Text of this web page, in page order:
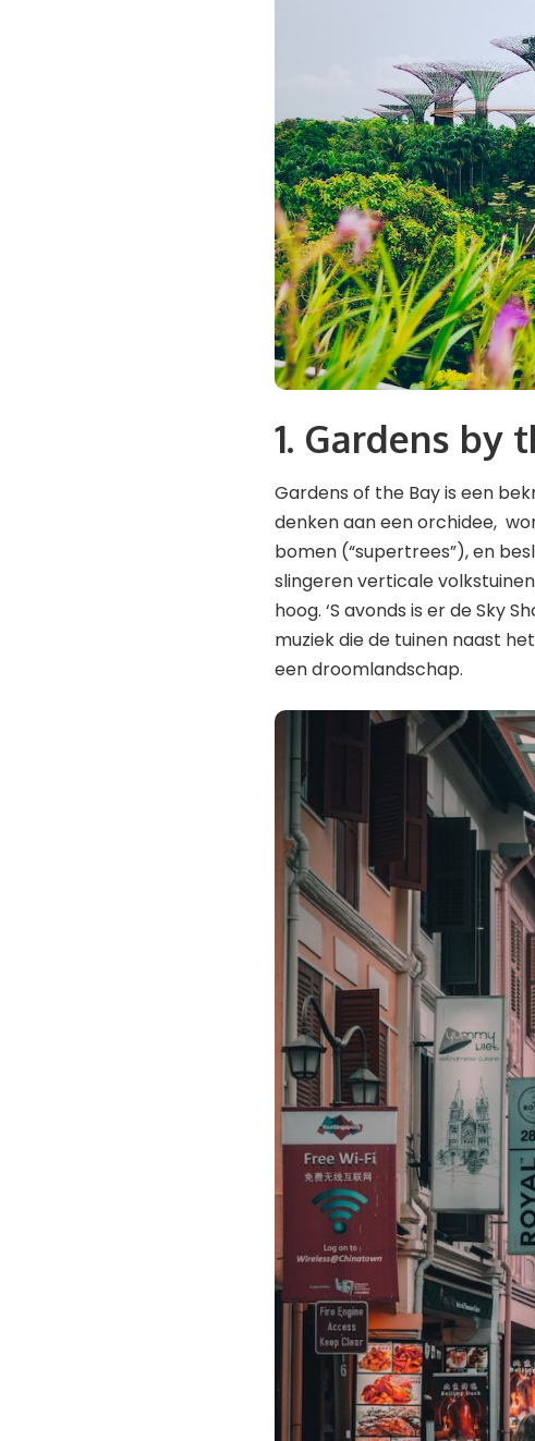
1. Gardens by
Gardens of the Bay is een
denken aan een orchidee,
bomen (“supertrees”), en
slingeren verticale
hoog. ‘S avonds is er de Sky
muziek die de tuinen naast
een droomlandschap.